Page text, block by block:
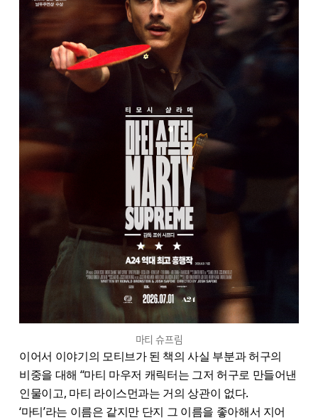
마티 슈프림
이어서 이야기의 모티브가 된 책의 사실 부분과 허구의
비중을 대해 “마티 마우저 캐릭터는 그저 허구로 만들어낸
인물이고, 마티 라이스먼과는 거의 상관이 없다.
‘마티’라는 이름은 같지만 단지 그 이름을 좋아해서 지어